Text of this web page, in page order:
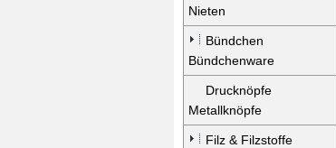
Nieten
Bündchen
Bündchenware
Drucknöpfe
Metallknöpfe
Filz & Filzstoffe